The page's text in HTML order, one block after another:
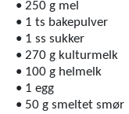
• 250 g mel
• 1 ts bakepulver
• 1 ss sukker
• 270 g kulturmelk
• 100 g helmelk
• 1 egg
• 50 g smeltet smør